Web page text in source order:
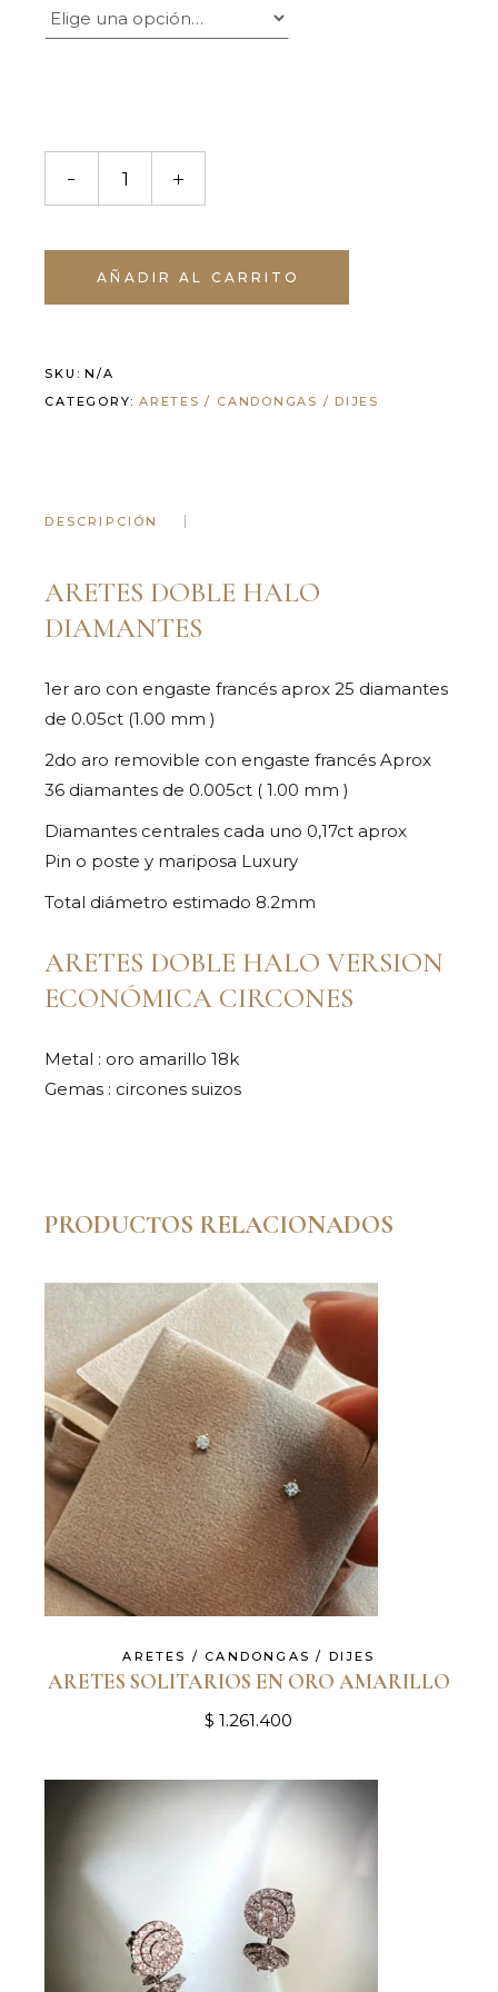
AÑADIR AL CARRITO
SKU: N/A
CATEGORY: ARETES / CANDONGAS / DIJES
DESCRIPCIÓN
ARETES DOBLE HALO
DIAMANTES
1er aro con engaste francés aprox 25 diamantes
de 0.05ct (1.00 mm )
2do aro removible con engaste francés Aprox
36 diamantes de 0.005ct ( 1.00 mm )
Diamantes centrales cada uno 0,17ct aprox
Pin o poste y mariposa Luxury
Total diámetro estimado 8.2mm
ARETES DOBLE HALO VERSION
ECONÓMICA CIRCONES
Metal : oro amarillo 18k
Gemas : circones suizos
PRODUCTOS RELACIONADOS
ARETES / CANDONGAS / DIJES
ARETES SOLITARIOS EN ORO AMARILLO
$ 1.261.400